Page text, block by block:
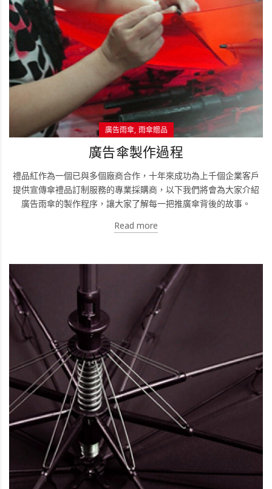
廣告雨傘 雨傘贈品
廣告傘製作過程
禮品紅作為一個已與多個廠商合作，十年來成功為上千個企業客戶
提供宣傳傘禮品訂制服務的專業採購商，以下我們將會為大家介紹
廣告雨傘的製作程序，讓大家了解每一把推廣傘背後的故事。
Read more